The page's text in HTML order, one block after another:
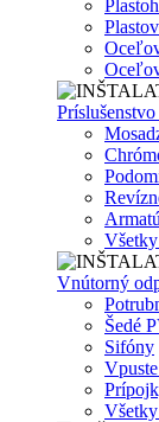
Vnútorný
Šedé
Sifóny